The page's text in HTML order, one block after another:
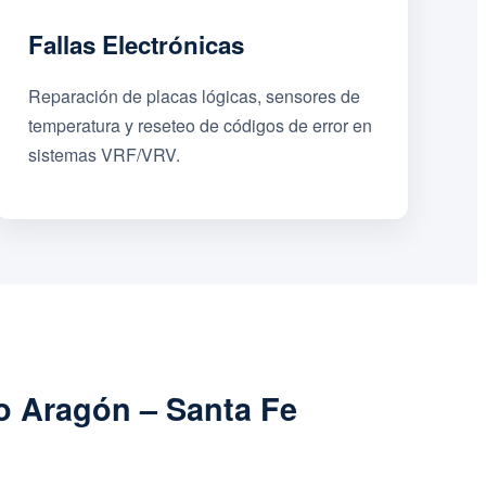
Fallas Electrónicas
Reparación de placas lógicas, sensores de
temperatura y reseteo de códigos de error en
sistemas VRF/VRV.
Aragón – Santa Fe